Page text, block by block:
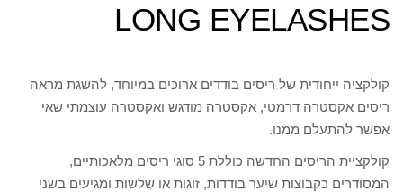
LONG EYELASHES
קולקציה ייחודית של ריסים בודדים ארוכים במיוחד, להשגת מראה
ריסים אקסטרה דרמטי, אקסטרה מודגש ואקסטרה עוצמתי שאי
אפשר להתעלם ממנו.
קולקציית הריסים החדשה כוללת 5 סוגי ריסים מלאכותיים,
המסודרים כקבוצות שיער בודדות, זוגות או שלשות ומגיעים בשני